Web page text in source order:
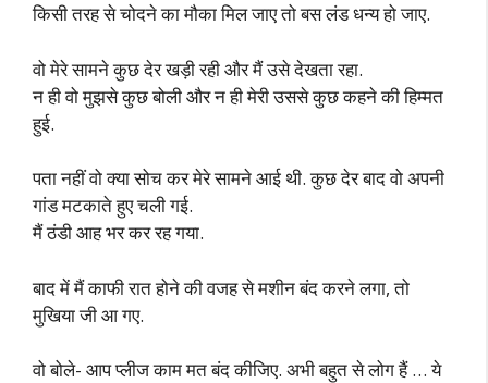
किसी तरह से चोदने का मौका मिल जाए तो बस लंड धन्य हो जाए.
वो मेरे सामने कुछ देर खड़ी रही और मैं उसे देखता रहा.
न ही वो मुझसे कुछ बोली और न ही मेरी उससे कुछ कहने की हिम्मत
हुई.
पता नहीं वो क्या सोच कर मेरे सामने आई थी. कुछ देर बाद वो अपनी
गांड मटकाते हुए चली गई.
मैं ठंडी आह भर कर रह गया.
बाद में मैं काफी रात होने की वजह से मशीन बंद करने लगा, तो
मुखिया जी आ गए.
वो बोले- आप प्लीज काम मत बंद कीजिए. अभी बहुत से लोग हैं … ये